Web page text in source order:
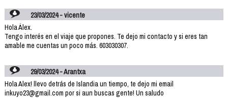
23/03/2024 - vicente
Hola Álex.
Tengo interés en el viaje que propones. Te dejo mi contacto y si eres tan
amable me cuentas un poco más. 603030307.
29/03/2024 - Arantxa
Hola Alex! llevo detrás de Islandia un tiempo, te dejo mi email
inkuyo23@gmail.com por si aun buscas gente! Un saludo